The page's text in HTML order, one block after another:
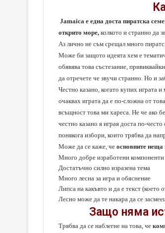
Jamaica е една доста пиратска
открито море, колкото и странно да
Аз лично не съм срещал много
Може би защото идеята хем е
обявява това състезание,
да отречете че звучи странно. Но и
Честно казано, когато купих играта
очаквах играта да е по-сложна от
всъщност това ми хареса. Не че ако
честно казано я играя доста по-
понякога избори, които трябва да
Може да се каже, че основните неща
Много добре изработени компоненти
Достатъчно силно изразена тема
Много лесна за игра и обяснение
Липса на какъвто и да е текст (което
Лесно може да те накара да се
Защо няма
Трябва да се наблегне на това, че